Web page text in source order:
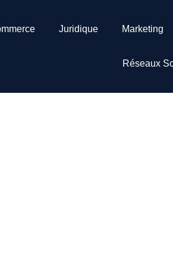
Juridique Marketing
Réseaux